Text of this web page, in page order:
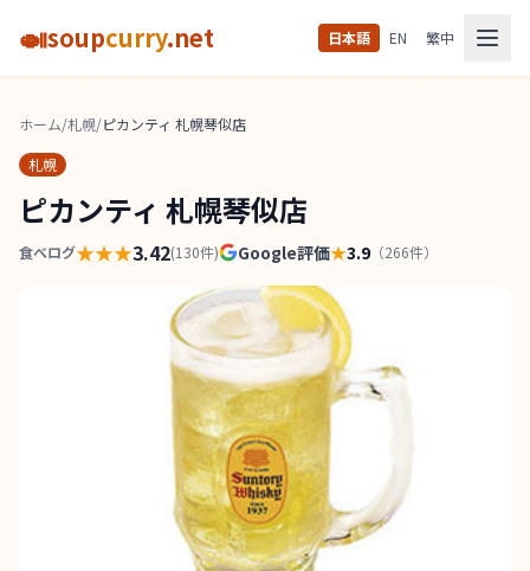
🍛soupcurry.net 日本語 EN 繁中
ホーム/札幌/ピカンティ 札幌琴似店
札幌
ピカンティ 札幌琴似店
食べログ★★★3.42(130件) Google評価★3.9 （266件）